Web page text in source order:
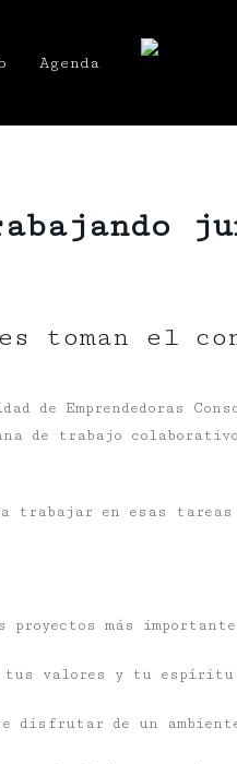
Agenda
toman el
de Emprendedoras
de trabajo
trabajar en esas tareas
más
tus valores y tu espíritu
disfrutar de un